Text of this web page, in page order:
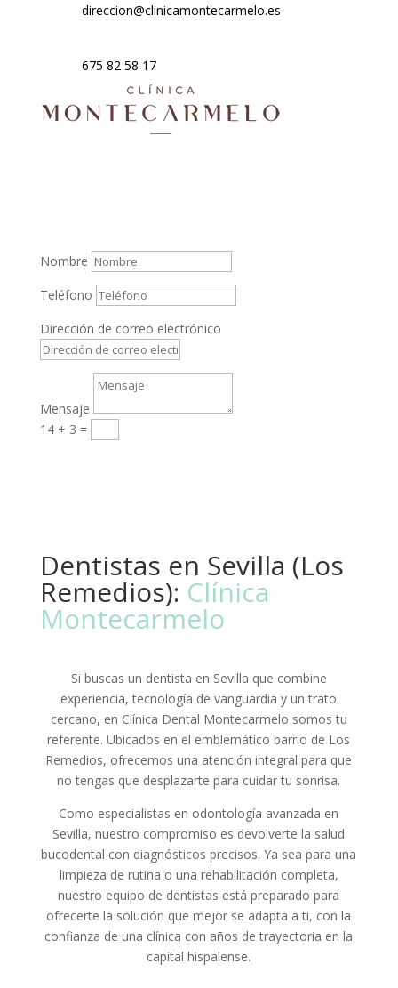
direccion@clinicamontecarmelo.es
675 82 58 17
Nombre
Teléfono
Dirección de correo electrónico
Mensaje
14 + 3 =
Dentistas en Sevilla (Los
Remedios): Clínica
Montecarmelo
Si buscas un dentista en Sevilla que combine
experiencia, tecnología de vanguardia y un trato
cercano, en Clínica Dental Montecarmelo somos tu
referente. Ubicados en el emblemático barrio de Los
Remedios, ofrecemos una atención integral para que
no tengas que desplazarte para cuidar tu sonrisa.
Como especialistas en odontología avanzada en
Sevilla, nuestro compromiso es devolverte la salud
bucodental con diagnósticos precisos. Ya sea para una
limpieza de rutina o una rehabilitación completa,
nuestro equipo de dentistas está preparado para
ofrecerte la solución que mejor se adapta a ti, con la
confianza de una clínica con años de trayectoria en la
capital hispalense.